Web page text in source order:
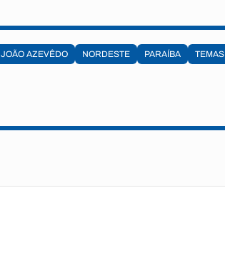
JOÃO AZEVÊDO NORDESTE PARAÍBA TEMAS